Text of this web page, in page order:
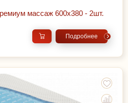
массаж 600х380 - 2шт.
Подробнее